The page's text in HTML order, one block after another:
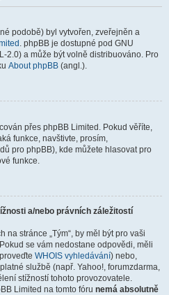
podobě) byl vytvořen, zveřejněn a
. phpBB je dostupné pod GNU
2.0) a může být volně distribuováno. Pro
About phpBB (angl.).
přes phpBB Limited. Pokud věříte,
funkce, navštivte, prosím,
pro phpBB), kde můžete hlasovat pro
funkce.
a/nebo právních záležitostí
stránce „Tým“, by měl být pro vaši
se vám nedostane odpovědi, měli
WHOIS vyhledávání) nebo,
službě (např. Yahoo!, forumzdarma,
stížností tohoto provozovatele.
Limited na tomto fóru nemá absolutně